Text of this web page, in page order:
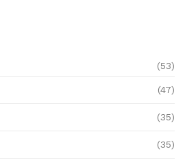
(53)
(47)
(35)
(35)